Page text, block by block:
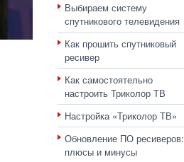
B211
Выбираем систему
спутникового телевидения
Как прошить спутниковый
ресивер
Как самостоятельно
настроить Триколор ТВ
Настройка «Триколор ТВ»
Обновление ПО ресиверов:
плюсы и минусы